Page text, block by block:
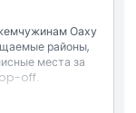
ли вы
или
сделает
беззаботным.
Оаху
районы,
места за
off.